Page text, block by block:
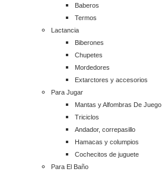
Baberos
Termos
Lactancia
Biberones
Chupetes
Mordedores
Extarctores y accesorios
Para Jugar
Mantas y Alfombras De Juego
Triciclos
Andador, correpasillo
Hamacas y columpios
Cochecitos de juguete
Para El Baño